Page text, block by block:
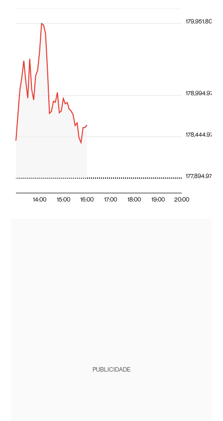
14:00 15:00 16:00 17:00 18:00 19:00 20:00
177,894.97
178,444.97
178,994.97
179,951.80
PUBLICIDADE